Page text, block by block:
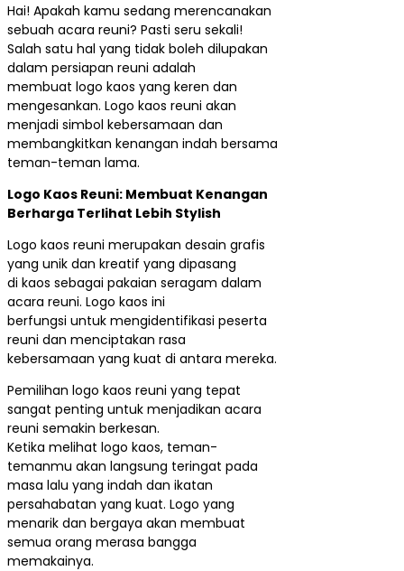
Hai! Apakah kamu sedang merencanakan
sebuah acara reuni? Pasti seru sekali!
Salah satu hal yang tidak boleh dilupakan
dalam persiapan reuni adalah
membuat logo kaos yang keren dan
mengesankan. Logo kaos reuni akan
menjadi simbol kebersamaan dan
membangkitkan kenangan indah bersama
teman-teman lama.
Logo Kaos Reuni: Membuat Kenangan
Berharga Terlihat Lebih Stylish
Logo kaos reuni merupakan desain grafis
yang unik dan kreatif yang dipasang
di kaos sebagai pakaian seragam dalam
acara reuni. Logo kaos ini
berfungsi untuk mengidentifikasi peserta
reuni dan menciptakan rasa
kebersamaan yang kuat di antara mereka.
Pemilihan logo kaos reuni yang tepat
sangat penting untuk menjadikan acara
reuni semakin berkesan.
Ketika melihat logo kaos, teman-
temanmu akan langsung teringat pada
masa lalu yang indah dan ikatan
persahabatan yang kuat. Logo yang
menarik dan bergaya akan membuat
semua orang merasa bangga
memakainya.